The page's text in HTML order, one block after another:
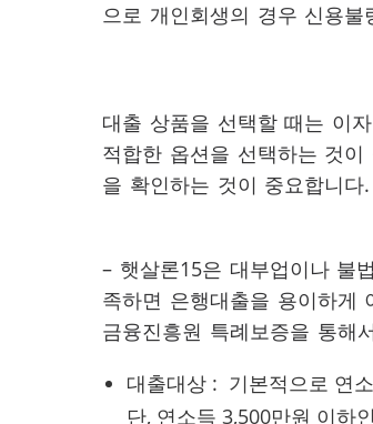
으로 개인회생의 경우 신용
대출 상품을 선택할 때는 이
적합한 옵션을 선택하는 것
을 확인하는 것이 중요합니다.
– 햇살론15은 대부업이나 불
족하면 은행대출을 용이하게
금융진흥원 특례보증을 통해
대출대상 : 기본적으로 연
단, 연소득 3,500만원 이하